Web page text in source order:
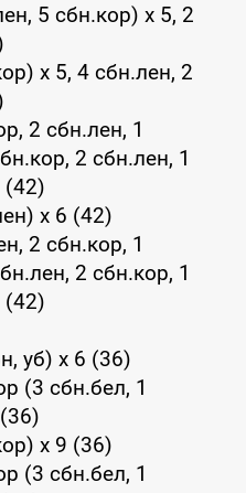
5 сбн.кор) x 5, 2
x 5, 4 сбн.лен, 2
2 сбн.лен, 1
2 сбн.лен, 1
(42)
x 6 (42)
2 сбн.кор, 1
2 сбн.кор, 1
(42)
уб) x 6 (36)
(3 сбн.бел, 1
x 9 (36)
(3 сбн.бел, 1